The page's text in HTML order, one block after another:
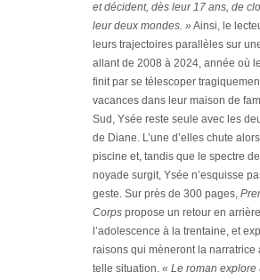
et décident, dès leur 17 ans, de
leur deux mondes. » Ainsi, le
leurs trajectoires parallèles sur
allant de 2008 à 2024, année où
finit par se télescoper
vacances dans leur maison de
Sud, Ysée reste seule avec les
de Diane. L’une d’elles chute
piscine et, tandis que le spectre
noyade surgit, Ysée n’esquisse
geste. Sur près de 300 pages,
Corps propose un retour en
l’adolescence à la trentaine, et
raisons qui mèneront la narratrice
telle situation. « Le roman explore